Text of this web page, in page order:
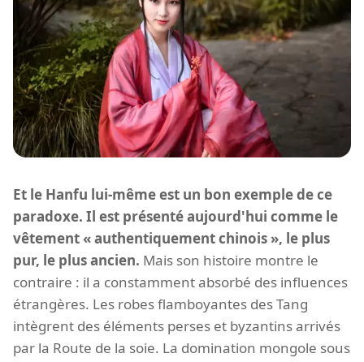
Et le Hanfu lui-même est un bon exemple de ce
paradoxe. Il est présenté aujourd'hui comme le
vêtement « authentiquement chinois », le plus
pur, le plus ancien. Mais son histoire montre le
contraire : il a constamment absorbé des influences
étrangères. Les robes flamboyantes des Tang
intègrent des éléments perses et byzantins arrivés
par la Route de la soie. La domination mongole sous